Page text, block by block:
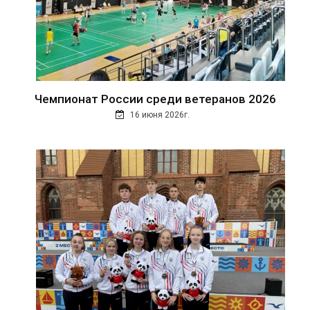
Чемпионат России среди ветеранов 2026
16 июня 2026г.